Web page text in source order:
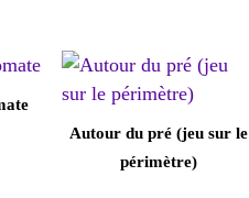
Autour du pré (jeu sur le
périmètre)